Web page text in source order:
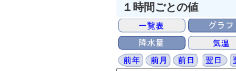
１時間ごとの値